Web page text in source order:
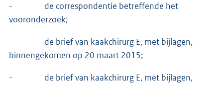
- de correspondentie betreffende het
vooronderzoek;
- de brief van kaakchirurg E, met bijlagen,
binnengekomen op 20 maart 2015;
- de brief van kaakchirurg E, met bijlagen,